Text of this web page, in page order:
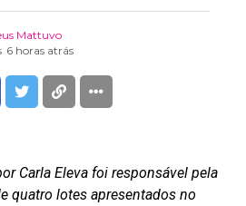
Mattuvo
6 horas atrás
Carla Eleva foi responsável pela
quatro lotes apresentados no